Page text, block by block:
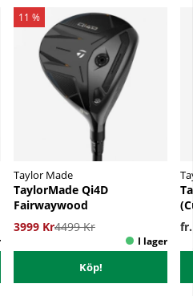
11 %
Taylor Made
TaylorMade Qi4D
Fairwaywood
3999 Kr4499 Kr
Köp!